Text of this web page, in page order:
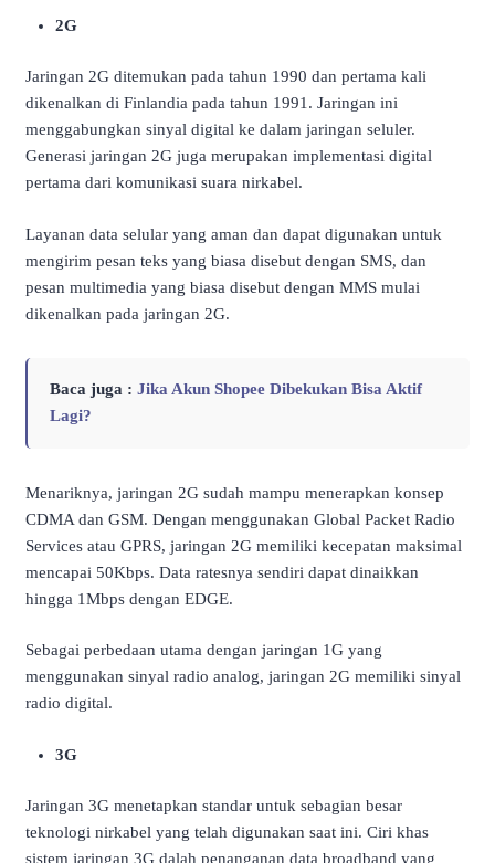
2G
Jaringan 2G ditemukan pada tahun 1990 dan pertama kali
dikenalkan di Finlandia pada tahun 1991. Jaringan ini
menggabungkan sinyal digital ke dalam jaringan seluler.
Generasi jaringan 2G juga merupakan implementasi digital
pertama dari komunikasi suara nirkabel.
Layanan data selular yang aman dan dapat digunakan untuk
mengirim pesan teks yang biasa disebut dengan SMS, dan
pesan multimedia yang biasa disebut dengan MMS mulai
dikenalkan pada jaringan 2G.
Baca juga : Jika Akun Shopee Dibekukan Bisa Aktif
Lagi?
Menariknya, jaringan 2G sudah mampu menerapkan konsep
CDMA dan GSM. Dengan menggunakan Global Packet Radio
Services atau GPRS, jaringan 2G memiliki kecepatan maksimal
mencapai 50Kbps. Data ratesnya sendiri dapat dinaikkan
hingga 1Mbps dengan EDGE.
Sebagai perbedaan utama dengan jaringan 1G yang
menggunakan sinyal radio analog, jaringan 2G memiliki sinyal
radio digital.
3G
Jaringan 3G menetapkan standar untuk sebagian besar
teknologi nirkabel yang telah digunakan saat ini. Ciri khas
sistem jaringan 3G dalah penanganan data broadband yang